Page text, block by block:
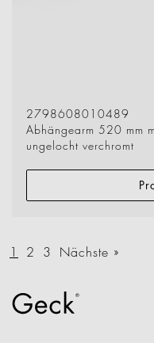
2798608010489
Abhängearm 520 mm
ungelocht verchromt
1 2 3 Nächste »